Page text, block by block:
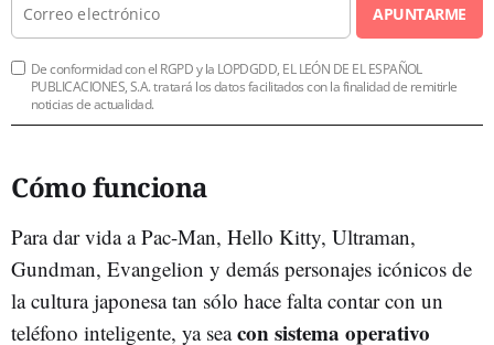
APUNTARME
De conformidad con el RGPD y la LOPDGDD, EL LEÓN DE EL ESPAÑOL
PUBLICACIONES, S.A. tratará los datos facilitados con la finalidad de remitirle
noticias de actualidad.
Cómo funciona
Para dar vida a Pac-Man, Hello Kitty, Ultraman,
Gundman, Evangelion y demás personajes icónicos de
la cultura japonesa tan sólo hace falta contar con un
teléfono inteligente, ya seacon sistema operativo